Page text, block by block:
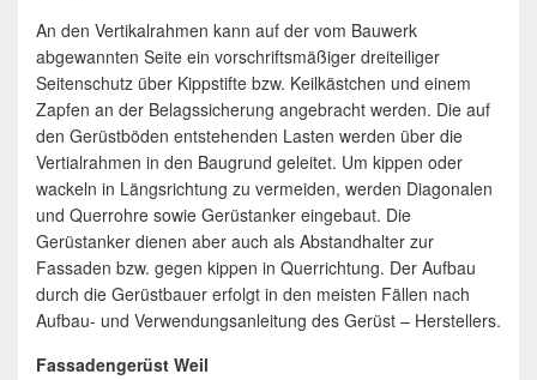
An den Vertikalrahmen kann auf der vom Bauwerk
abgewannten Seite ein vorschriftsmäßiger dreiteiliger
Seitenschutz über Kippstifte bzw. Keilkästchen und einem
Zapfen an der Belagssicherung angebracht werden. Die auf
den Gerüstböden entstehenden Lasten werden über die
Vertialrahmen in den Baugrund geleitet. Um kippen oder
wackeln in Längsrichtung zu vermeiden, werden Diagonalen
und Querrohre sowie Gerüstanker eingebaut. Die
Gerüstanker dienen aber auch als Abstandhalter zur
Fassaden bzw. gegen kippen in Querrichtung. Der Aufbau
durch die Gerüstbauer erfolgt in den meisten Fällen nach
Aufbau- und Verwendungsanleitung des Gerüst – Herstellers.
Fassadengerüst Weil